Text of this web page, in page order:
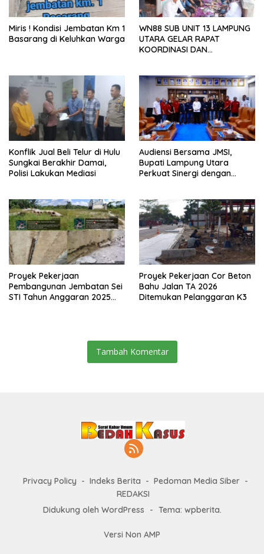
Miris ! Kondisi Jembatan Km 1
Basarang di Keluhkan Warga
WN88 SUB UNIT 13 LAMPUNG
UTARA GELAR RAPAT
KOORDINASI DAN
Konflik Jual Beli Telur di Hulu
Sungkai Berakhir Damai,
Polisi Lakukan Mediasi
Audiensi Bersama JMSI,
Bupati Lampung Utara
Perkuat Sinergi dengan
Proyek Pekerjaan
Pembangunan Jembatan Sei
STI Tahun Anggaran 2025
Proyek Pekerjaan Cor Beton
Bahu Jalan TA 2026
Ditemukan Pelanggaran K3
Tambah Komentar
Privacy Policy Indeks Berita
Pedoman Media Siber
REDAKSI
Didukung oleh WordPress
- Tema: wpberita.
Versi Non AMP